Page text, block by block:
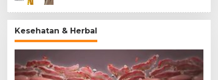
Kesehatan & Herbal